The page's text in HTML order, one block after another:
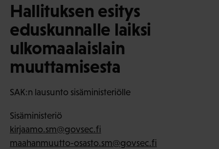
Hallituksen esitys
eduskunnalle laiksi
ulkomaalaislain
muuttamisesta
SAK:n lausunto sisäministeriölle
Sisäministeriö
kirjaamo.sm@govsec.fi
maahanmuutto-osasto.sm@govsec.fi